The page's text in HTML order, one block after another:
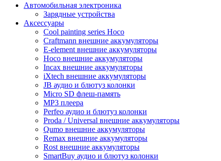
Автомобильная электроника
Зарядные устройства
Аксессуары
Cool painting series Hoco
Craftmann внешние аккумуляторы
E-element внешние аккумуляторы
Hoco внешние аккумуляторы
Incax внешние аккумуляторы
iXtech внешние аккумуляторы
JB аудио и блютуз колонки
Micro SD флеш-память
MP3 плеера
Perfeo аудио и блютуз колонки
Proda / Universal внешние аккумуляторы
Qumo внешние аккумуляторы
Remax внешние аккумуляторы
Rost внешние аккумуляторы
SmartBuy аудио и блютуз колонки